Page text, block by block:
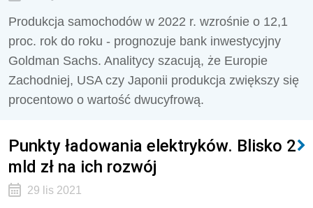
Produkcja samochodów w 2022 r. wzrośnie o 12,1
proc. rok do roku - prognozuje bank inwestycyjny
Goldman Sachs. Analitycy szacują, że Europie
Zachodniej, USA czy Japonii produkcja zwiększy się
procentowo o wartość dwucyfrową.
Punkty ładowania elektryków. Blisko 2
mld zł na ich rozwój
29 lis 2021